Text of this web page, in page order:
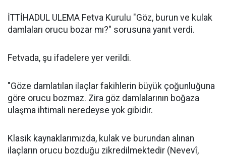
İTTİHADUL ULEMA Fetva Kurulu "Göz, burun ve kulak
damlaları orucu bozar mı?" sorusuna yanıt verdi.
Fetvada, şu ifadelere yer verildi.
"Göze damlatılan ilaçlar fakihlerin büyük çoğunluğuna
göre orucu bozmaz. Zira göz damlalarının boğaza
ulaşma ihtimali neredeyse yok gibidir.
Klasik kaynaklarımızda, kulak ve burundan alınan
ilaçların orucu bozduğu zikredilmektedir (Nevevî,